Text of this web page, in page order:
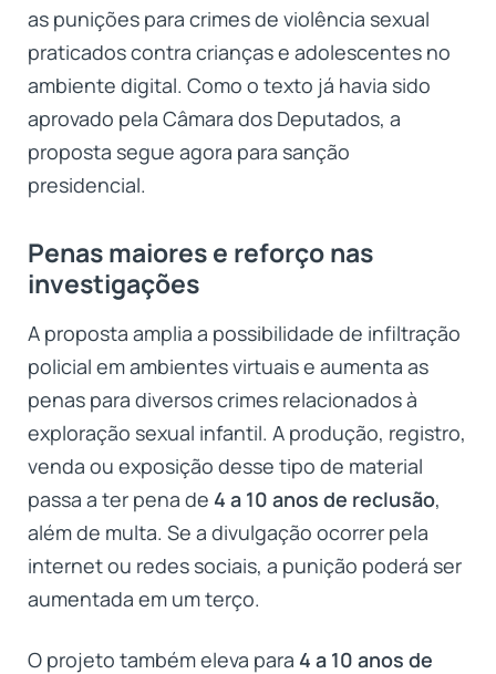
as punições para crimes de violência sexual
praticados contra crianças e adolescentes no
ambiente digital. Como o texto já havia sido
aprovado pela Câmara dos Deputados, a
proposta segue agora para sanção
presidencial.
Penas maiores e reforço nas
investigações
A proposta amplia a possibilidade de infiltração
policial em ambientes virtuais e aumenta as
penas para diversos crimes relacionados à
exploração sexual infantil. A produção, registro,
venda ou exposição desse tipo de material
passa a ter pena de 4 a 10 anos de reclusão,
além de multa. Se a divulgação ocorrer pela
internet ou redes sociais, a punição poderá ser
aumentada em um terço.
O projeto também eleva para 4 a 10 anos de